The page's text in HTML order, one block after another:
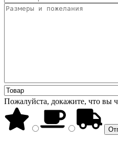
Пожалуйста, докажите, что вы